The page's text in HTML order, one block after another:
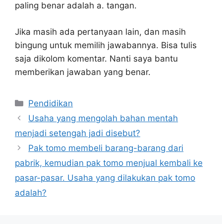
paling benar adalah a. tangan.
Jika masih ada pertanyaan lain, dan masih
bingung untuk memilih jawabannya. Bisa tulis
saja dikolom komentar. Nanti saya bantu
memberikan jawaban yang benar.
Kategori
Pendidikan
Usaha yang mengolah bahan mentah
menjadi setengah jadi disebut?
Pak tomo membeli barang-barang dari
pabrik, kemudian pak tomo menjual kembali ke
pasar-pasar. Usaha yang dilakukan pak tomo
adalah?